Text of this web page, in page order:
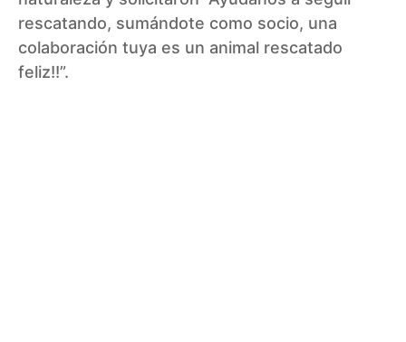
rescatando, sumándote como socio, una
colaboración tuya es un animal rescatado
feliz!!”.